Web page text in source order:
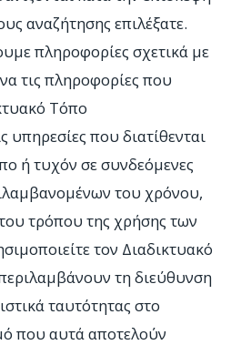
αναζήτησης επιλέξατε.
πληροφορίες σχετικά με
τις πληροφορίες που
Τόπο
υπηρεσίες που διατίθενται
ή τυχόν σε συνδεόμενες
του χρόνου,
τρόπου της χρήσης των
τον Διαδικτυακό
τη διεύθυνση
ταυτότητας στο
που αυτά αποτελούν